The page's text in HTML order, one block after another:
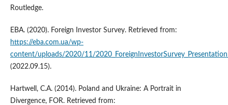
Routledge.
EBA. (2020). Foreign Investor Survey. Retrieved from:
https://eba.com.ua/wp-
content/uploads/2020/11/
(2022.09.15).
Hartwell, C.A. (2014). Poland and Ukraine: A Portrait in
Divergence, FOR. Retrieved from: